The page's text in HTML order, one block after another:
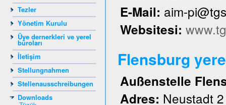
Tezler
Yönetim Kurulu
Üye dernerkleri ve yerel
büroları
İletişim
Stellungnahmen
Stellenausschreibungen
Downloads
E-Mail: aim-
Websitesi:
Flensburg
Außenstelle
Adres: Neustadt 2